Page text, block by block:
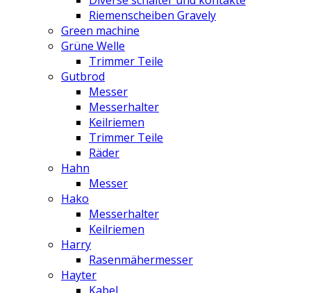
Riemenscheiben Gravely
Green machine
Grüne Welle
Trimmer Teile
Gutbrod
Messer
Messerhalter
Keilriemen
Trimmer Teile
Räder
Hahn
Messer
Hako
Messerhalter
Keilriemen
Harry
Rasenmähermesser
Hayter